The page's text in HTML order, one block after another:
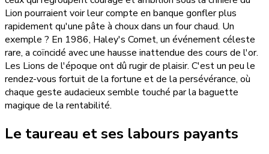
Lion pourraient voir leur compte en banque gonfler plus
rapidement qu'une pâte à choux dans un four chaud. Un
exemple ? En 1986, Haley's Comet, un événement céleste
rare, a coïncidé avec une hausse inattendue des cours de l'or.
Les Lions de l'époque ont dû rugir de plaisir. C'est un peu le
rendez-vous fortuit de la fortune et de la persévérance, où
chaque geste audacieux semble touché par la baguette
magique de la rentabilité.
Le taureau et ses labours payants